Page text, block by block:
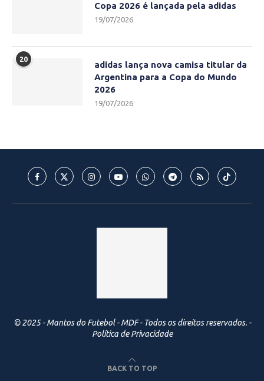
Copa 2026 é lançada pela adidas
19/07/2026
20
adidas lança nova camisa titular da
Argentina para a Copa do Mundo
2026
19/07/2026
© 2025 - Mantos do Futebol - MDF - Todos os direitos reservados. -
Política de Privacidade
BACK TO TOP